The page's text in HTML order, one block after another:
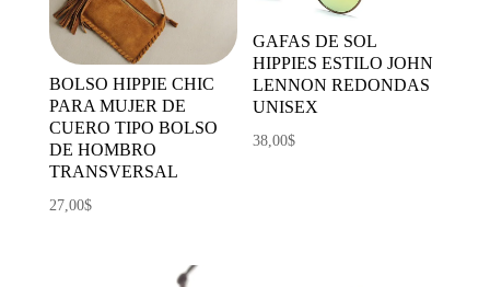
BOLSO HIPPIE CHIC
PARA MUJER DE
CUERO TIPO BOLSO
DE HOMBRO
TRANSVERSAL
27,00$
GAFAS DE SOL
HIPPIES ESTILO JOHN
LENNON REDONDAS
UNISEX
38,00$